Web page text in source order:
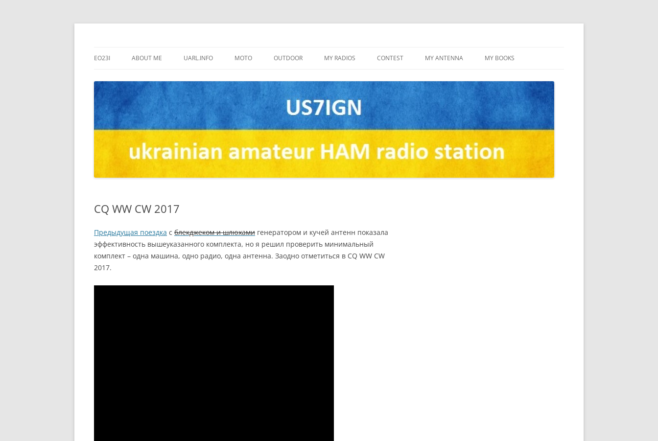
to
EO23I ABOUT ME UARL.INFO MOTO OUTDOOR MY RADIOS CONTEST MY ANTENNA MY BOOKS
CQ WW CW 2017
Предыдущая поездка с блекджеком и шлюхами генератором и кучей антенн показала
эффективность вышеуказанного комплекта, но я решил проверить минимальный
комплект – одна машина, одно радио, одна антенна. Заодно отметиться в CQ WW CW
2017.